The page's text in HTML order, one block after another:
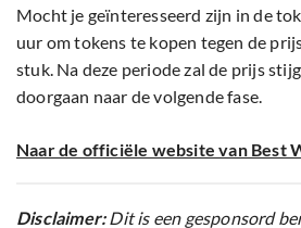
Mocht je geïnteresseerd zijn in de
uur om tokens te kopen tegen de
stuk. Na deze periode zal de prijs
doorgaan naar de volgende fase.
Naar de officiële website van Best
Disclaimer:Dit is een gesponsord